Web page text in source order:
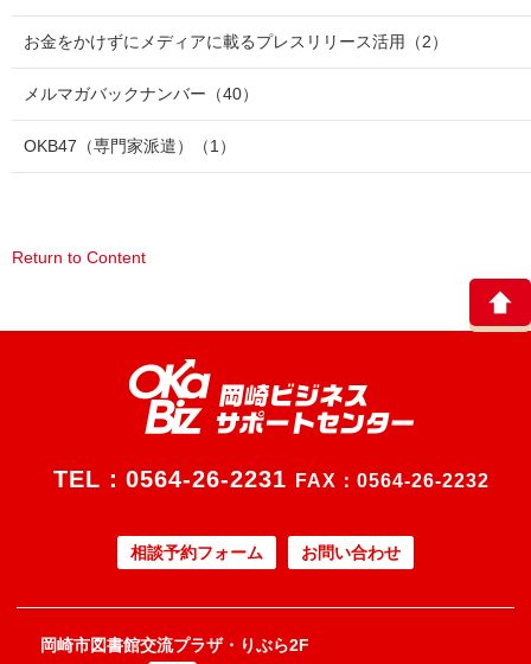
お金をかけずにメディアに載るプレスリリース活用 （2）
メルマガバックナンバー （40）
OKB47（専門家派遣） （1）
Return to Content
TEL： 0564-26-2231 FAX：0564-26-2232
相談予約フォーム お問い合わせ
岡崎市図書館交流プラザ・りぶら2F